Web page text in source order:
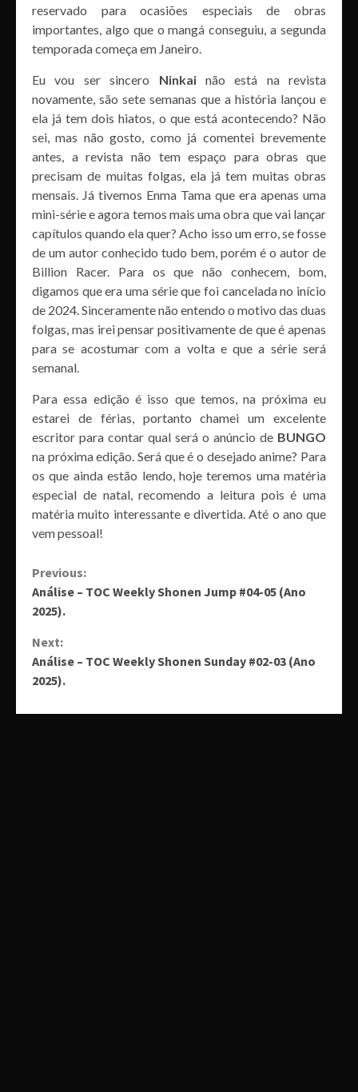
reservado para ocasiões especiais de obras
importantes, algo que o mangá conseguiu, a segunda
temporada começa em Janeiro.
Eu vou ser sincero Ninkainão está na revista
novamente, são sete semanas que a história lançou e
ela já tem dois hiatos, o que está acontecendo? Não
sei, mas não gosto, como já comentei brevemente
antes, a revista não tem espaço para obras que
precisam de muitas folgas, ela já tem muitas obras
mensais. Já tivemos Enma Tama que era apenas uma
mini-série e agora temos mais uma obra que vai lançar
capítulos quando ela quer? Acho isso um erro, se fosse
de um autor conhecido tudo bem, porém é o autor de
Billion Racer. Para os que não conhecem, bom,
digamos que era uma série que foi cancelada no início
de 2024. Sinceramente não entendo o motivo das duas
folgas, mas irei pensar positivamente de que é apenas
para se acostumar com a volta e que a série será
semanal.
Para essa edição é isso que temos, na próxima eu
estarei de férias, portanto chamei um excelente
escritor para contar qual será o anúncio de BUNGO
na próxima edição. Será que é o desejado anime? Para
os que ainda estão lendo, hoje teremos uma matéria
especial de natal, recomendo a leitura pois é uma
matéria muito interessante e divertida. Até o ano que
vem pessoal!
Continue
Reading
Previous:
Análise – TOC Weekly Shonen Jump #04-05 (Ano
2025).
Next:
Análise – TOC Weekly Shonen Sunday #02-03 (Ano
2025).